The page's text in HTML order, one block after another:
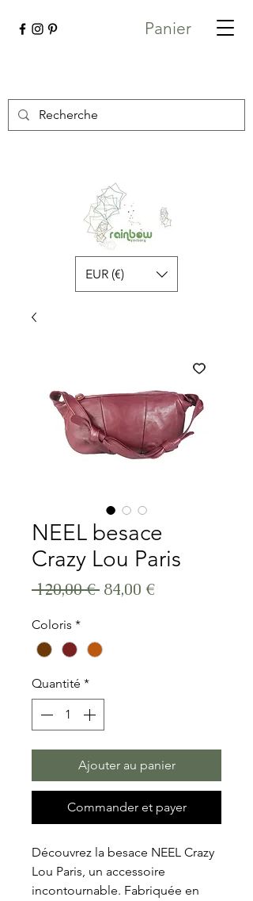
Panier
EUR (€)
NEEL besace
Crazy Lou Paris
120,00 € Prix original
84,00 €Prix
Coloris *
Quantité *
Ajouter au panier
Commander et payer
Découvrez la besace NEEL Crazy
Lou Paris, un accessoire
incontournable. Fabriquée en